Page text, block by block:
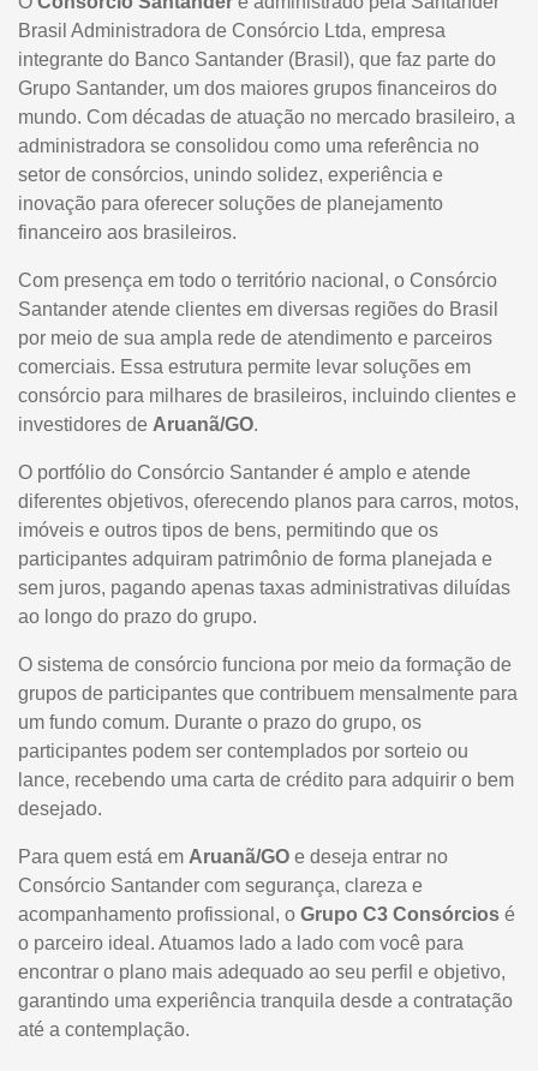
Brasil Administradora de Consórcio Ltda, empresa
integrante do Banco Santander (Brasil), que faz parte do
Grupo Santander, um dos maiores grupos financeiros do
mundo. Com décadas de atuação no mercado brasileiro, a
administradora se consolidou como uma referência no
setor de consórcios, unindo solidez, experiência e
inovação para oferecer soluções de planejamento
financeiro aos brasileiros.
Com presença em todo o território nacional, o Consórcio
Santander atende clientes em diversas regiões do Brasil
por meio de sua ampla rede de atendimento e parceiros
comerciais. Essa estrutura permite levar soluções em
consórcio para milhares de brasileiros, incluindo clientes e
investidores de Aruanã/GO.
O portfólio do Consórcio Santander é amplo e atende
diferentes objetivos, oferecendo planos para carros, motos,
imóveis e outros tipos de bens, permitindo que os
participantes adquiram patrimônio de forma planejada e
sem juros, pagando apenas taxas administrativas diluídas
ao longo do prazo do grupo.
O sistema de consórcio funciona por meio da formação de
grupos de participantes que contribuem mensalmente para
um fundo comum. Durante o prazo do grupo, os
participantes podem ser contemplados por sorteio ou
lance, recebendo uma carta de crédito para adquirir o bem
desejado.
Para quem está em Aruanã/GO e deseja entrar no
Consórcio Santander com segurança, clareza e
acompanhamento profissional, o Grupo C3 Consórcios é
o parceiro ideal. Atuamos lado a lado com você para
encontrar o plano mais adequado ao seu perfil e objetivo,
garantindo uma experiência tranquila desde a contratação
até a contemplação.